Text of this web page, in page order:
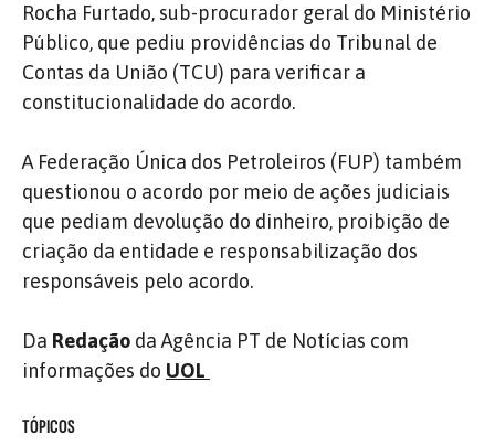
Rocha Furtado, sub-procurador geral do Ministério
Público, que pediu providências do Tribunal de
Contas da União (TCU) para verificar a
constitucionalidade do acordo.
A Federação Única dos Petroleiros (FUP) também
questionou o acordo por meio de ações judiciais
que pediam devolução do dinheiro, proibição de
criação da entidade e responsabilização dos
responsáveis pelo acordo.
Da Redação da Agência PT de Notícias com
informações do UOL
TÓPICOS